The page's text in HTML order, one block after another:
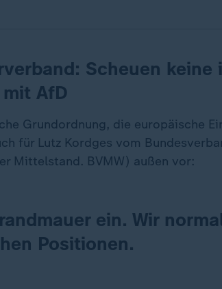
Scheuen
AfD
Grundordnung, die europäische
für Lutz Kordges vom
Mittelstand. BVMW) außen vor:
ein. Wir
Positionen.